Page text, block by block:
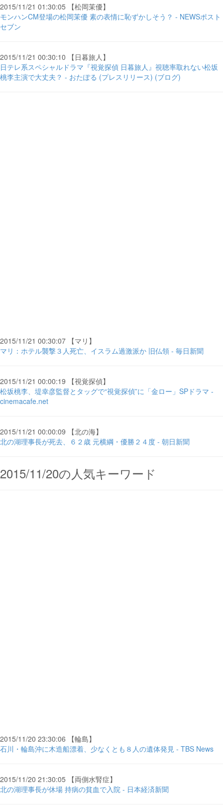
2015/11/21 01:30:05 【松岡茉優】
モンハンCM登場の松岡茉優 素の表情に恥ずかしそう？ - NEWSポスト
セブン
2015/11/21 00:30:10 【日暮旅人】
日テレ系スペシャルドラマ『視覚探偵 日暮旅人』視聴率取れない松坂
桃李主演で大丈夫？ - おたぽる (プレスリリース) (ブログ)
2015/11/21 00:30:07 【マリ】
マリ：ホテル襲撃３人死亡、イスラム過激派か 旧仏領 - 毎日新聞
2015/11/21 00:00:19 【視覚探偵】
松坂桃李、堤幸彦監督とタッグで“視覚探偵”に「金ロー」SPドラマ -
cinemacafe.net
2015/11/21 00:00:09 【北の海】
北の湖理事長が死去、６２歳 元横綱・優勝２４度 - 朝日新聞
2015/11/20の人気キーワード
2015/11/20 23:30:06 【輪島】
石川・輪島沖に木造船漂着、少なくとも８人の遺体発見 - TBS News
2015/11/20 21:30:05 【両側水腎症】
北の湖理事長が休場 持病の貧血で入院 - 日本経済新聞